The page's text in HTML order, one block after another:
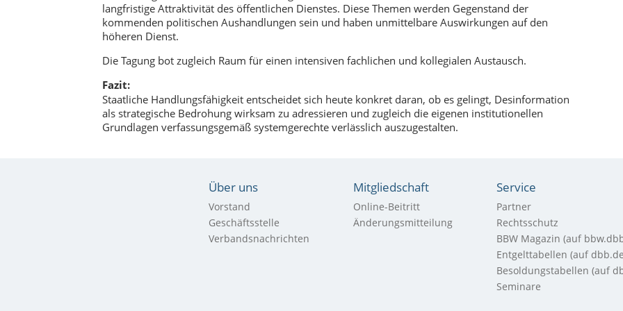
langfristige Attraktivität des öffentlichen Dienstes. Diese Themen werden Gegenstand der
kommenden politischen Aushandlungen sein und haben unmittelbare Auswirkungen auf den
höheren Dienst.
Die Tagung bot zugleich Raum für einen intensiven fachlichen und kollegialen Austausch.
Fazit:
Staatliche Handlungsfähigkeit entscheidet sich heute konkret daran, ob es gelingt, Desinformation
als strategische Bedrohung wirksam zu adressieren und zugleich die eigenen institutionellen
Grundlagen verfassungsgemäß systemgerechte verlässlich auszugestalten.
Über uns
Vorstand
Geschäftsstelle
Verbandsnachrichten
Mitgliedschaft
Online-Beitritt
Änderungsmitteilung
Service
Partner
Rechtsschutz
BBW Magazin (auf
Entgelttabellen (auf
Besoldungstabellen (auf
Seminare